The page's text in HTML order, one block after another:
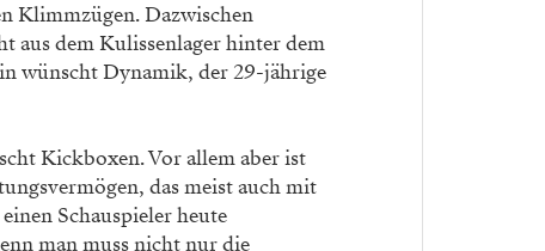
Klimmzügen. Dazwischen
aus dem Kulissenlager hinter dem
wünscht Dynamik, der 29-jährige
Kickboxen. Vor allem aber ist
das meist auch mit
Schauspieler heute
man muss nicht nur die